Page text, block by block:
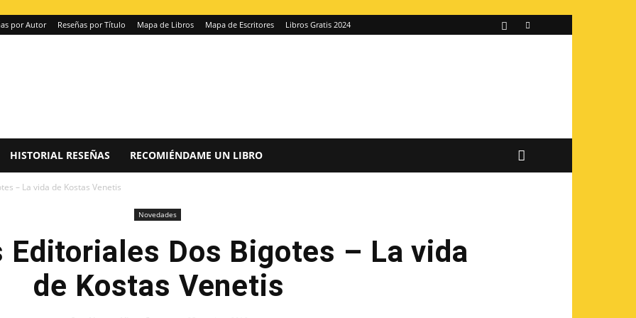
por Autor Reseñas por Título Mapa de Libros Mapa de Escritores Libros Gratis 2024
HISTORIAL RESEÑAS RECOMIÉNDAME UN LIBRO
– La vida de Kostas Venetis
Novedades
Editoriales Dos Bigotes – La vida
de Kostas Venetis